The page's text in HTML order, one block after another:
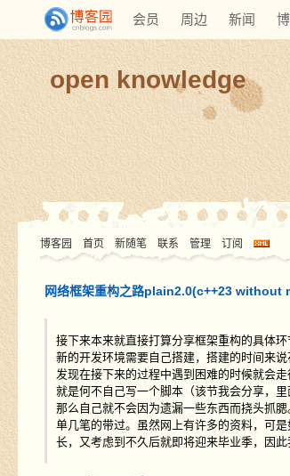
会员 周边 新闻
open knowledge
博客园 首页 新随笔 联系 管理 订阅
网络框架重构之路plain2.0(c++23 without
接下来本来就直接打算分享框架重构的具体
新的开发环境需要自己搭建，搭建的时间来
发现在接下来的过程中遇到困难的时候就会
就是何不自己写一个脚本（该节我会分享，
那么自己就不会因为遗漏一些东西而挠头抓
单几笔的带过。虽然网上有许多的资料，可
长，又考虑到不久后就即将迎来毕业季，因